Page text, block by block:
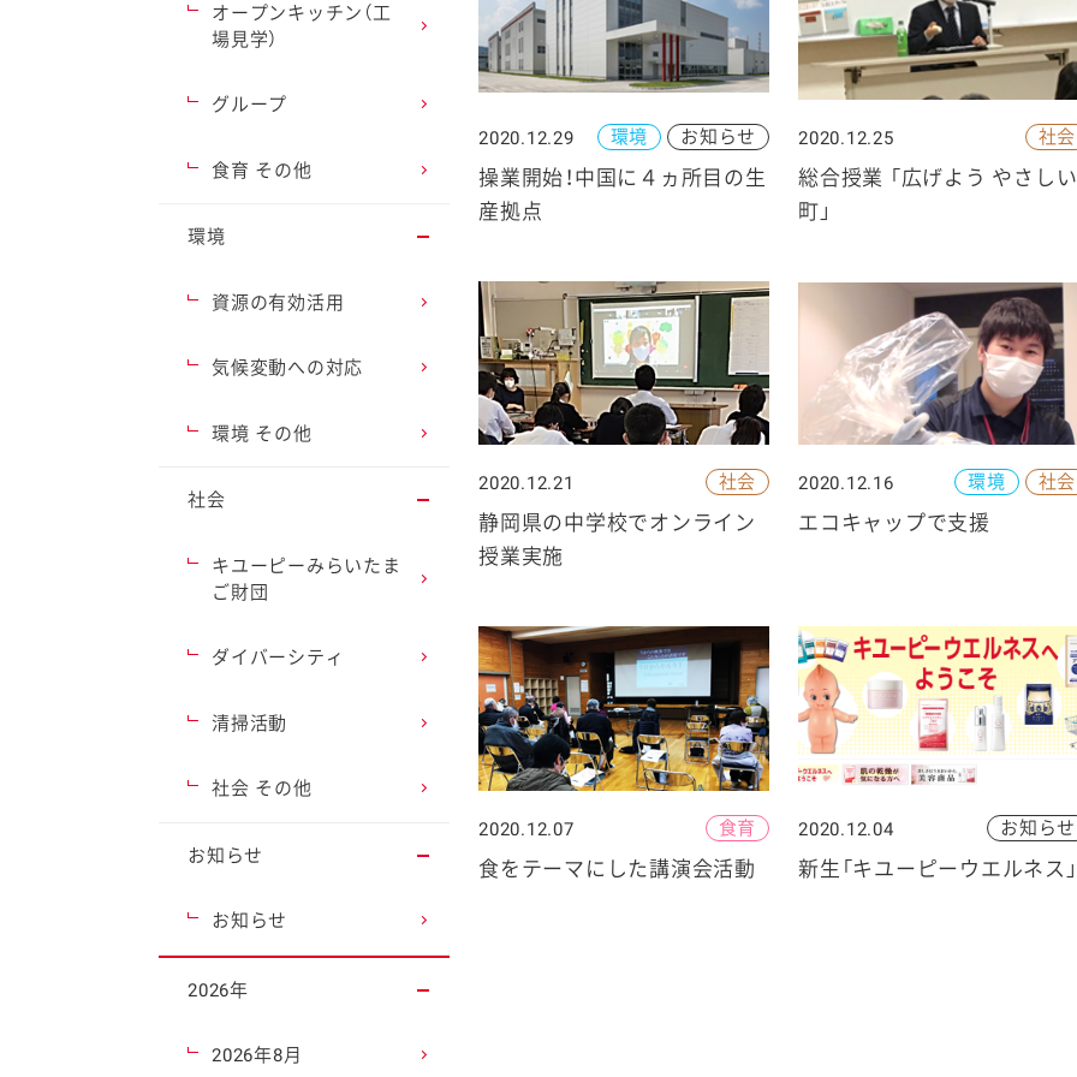
環境 お知らせ
2020.12.29
操業開始！中国に４ヵ所目の生
産拠点
社会
2020.12.25
総合授業 「広げよう やさしい
町」
社会
2020.12.21
静岡県の中学校でオンライン
授業実施
環境 社会
2020.12.16
エコキャップで支援
食育
2020.12.07
食をテーマにした講演会活動
お知らせ
2020.12.04
新生「キユーピーウエルネス」
オープンキッチン（工
場見学）
グループ
食育 その他
環境
資源の有効活用
気候変動への対応
環境 その他
社会
キユーピーみらいたま
ご財団
ダイバーシティ
清掃活動
社会 その他
お知らせ
お知らせ
2026年
2026年8月